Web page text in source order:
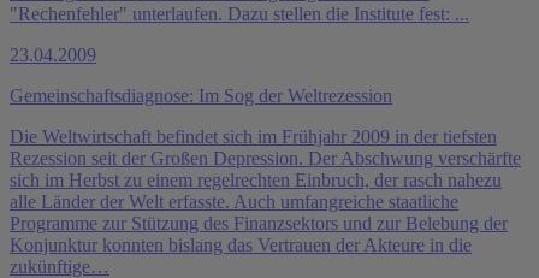
"Rechenfehler" unterlaufen. Dazu stellen die Institute fest: ...
23.04.2009
Gemeinschaftsdiagnose: Im Sog der Weltrezession
Die Weltwirtschaft befindet sich im Frühjahr 2009 in der tiefsten
Rezession seit der Großen Depression. Der Abschwung verschärfte
sich im Herbst zu einem regelrechten Einbruch, der rasch nahezu
alle Länder der Welt erfasste. Auch umfangreiche staatliche
Programme zur Stützung des Finanzsektors und zur Belebung der
Konjunktur konnten bislang das Vertrauen der Akteure in die
zukünftige…